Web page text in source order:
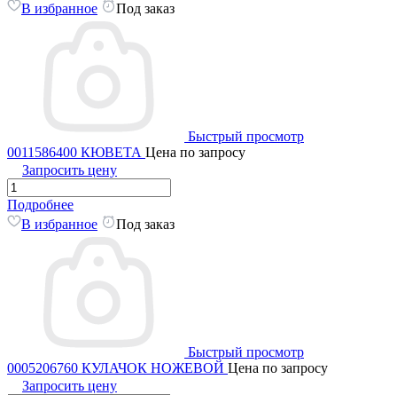
В избранное
Под заказ
Быстрый просмотр
0011586400 КЮВЕТА Цена по запросу
Запросить цену
Подробнее
В избранное
Под заказ
Быстрый просмотр
0005206760 КУЛАЧОК НОЖЕВОЙ Цена по запросу
Запросить цену